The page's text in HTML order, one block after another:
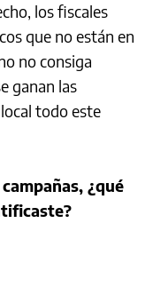
los fiscales
que no están en
no consiga
ganan las
todo este
¿qué